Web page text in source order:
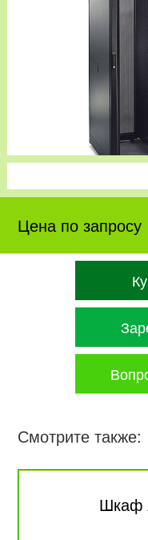
Цена по запросу
Смотрите также:
Шкаф